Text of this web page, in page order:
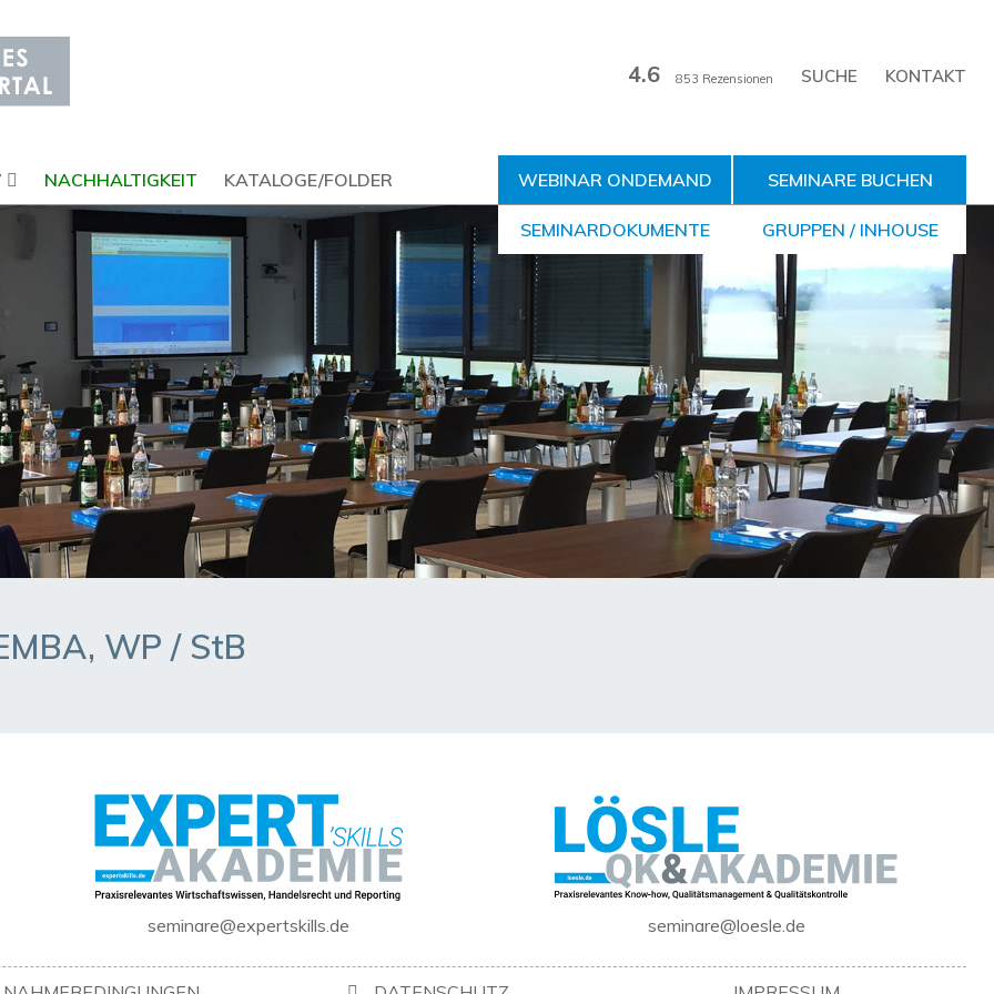
KONTAKT
4.6 853 Rezensionen
NACHHALTIGKEIT KATALOGE/FOLDER WEBINAR ONDEMAND
SEMINARDOKUMENTE
SEMINARE BUCHEN
GRUPPEN / INHOUSE
WP / StB
seminare@expertskills.de seminare@loesle.de